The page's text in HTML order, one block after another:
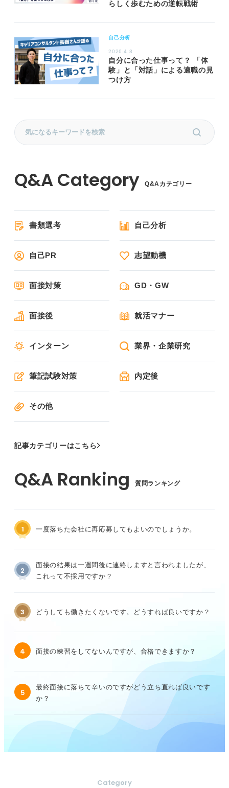
らしく歩むための逆転戦術
自己分析
2026.4.8
自分に合った仕事って？ 「体
験」と「対話」による適職の見
つけ方
Q&Aカテゴリー
書類選考 自己分析
自己PR 志望動機
面接対策 GD・GW
面接後 就活マナー
インターン 業界・企業研究
筆記試験対策 内定後
その他
記事カテゴリーはこちら
質問ランキング
1 一度落ちた会社に再応募してもよいのでしょうか。
2
面接の結果は一週間後に連絡しますと言われましたが、
これって不採用ですか？
3 どうしても働きたくないです。どうすれば良いですか？
4 面接の練習をしてないんですが、合格できますか？
5
最終面接に落ちて辛いのですがどう立ち直れば良いです
か？
Category